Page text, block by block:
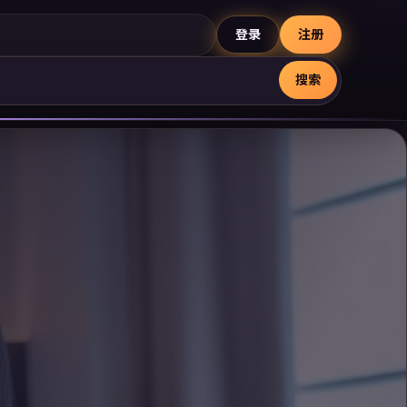
登录 注册
搜索